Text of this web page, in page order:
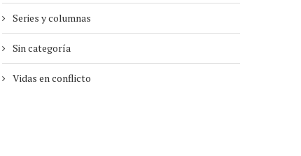
Series y columnas
Sin categoría
Vidas en conflicto